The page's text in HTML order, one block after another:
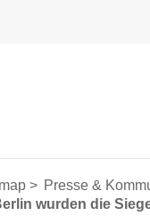
> Presse &
wurden die